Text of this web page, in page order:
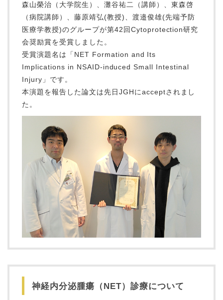
森山榮治（大学院生）、灘谷祐二（講師）、東森啓
（病院講師）、藤原靖弘(教授)、渡邉俊雄(先端予防
医療学教授)のグループが第42回Cytoprotection研究
会奨励賞を受賞しました。
受賞演題名は「NET Formation and Its
Implications in NSAID-induced Small Intestinal
Injury」です。
本演題を報告した論文は先日JGHにacceptされまし
た。
神経内分泌腫瘍（NET）診療について